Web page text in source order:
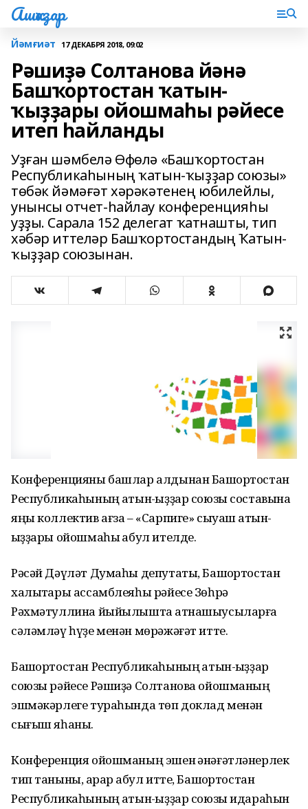
Ашҡаҙар
Йәмғиәт 17 ДЕКАБРЯ 2018, 09:02
Рәшиҙә Солтанова йәнә
Башҡортостан ҡатын-
ҡыҙҙары ойошмаһы рәйесе
итеп һайланды
Уҙған шәмбелә Өфөлә «Башҡортостан
Республикаһының ҡатын-ҡыҙҙар союзы»
төбәк йәмәғәт хәрәкәтенең юбилейлы,
унынсы отчет-һайлау конференцияһы
уҙҙы. Сарала 152 делегат ҡатнашты, тип
хәбәр иттеләр Башҡортостандың Ҡатын-
ҡыҙҙар союзынан.
Конференцияны башлар алдынан Башҡортостан
Республикаһының ҡатын-ҡыҙҙар союзы составына
яңы коллектив ағза – «Сарпиге» сыуаш ҡатын-
ҡыҙҙары ойошмаһы ҡабул ителде.
Рәсәй Дәүләт Думаһы депутаты, Башҡортостан
халыҡтары ассамблеяһы рәйесе Зөһрә
Рәхмәтуллина йыйылышта ҡатнашыусыларға
сәләмләү һүҙе менән мөрәжәғәт итте.
Башҡортостан Республикаһының ҡатын-ҡыҙҙар
союзы рәйесе Рәшиҙә Солтанова ойошманың
эшмәкәрлеге тураһында төп доклад менән
сығыш яһаны.
Конференция ойошманың эшен ҡәнәғәтләнерлек
тип таныны, ҡарар ҡабул итте, Башҡортостан
Республикаһының ҡатын-ҡыҙҙар союзы идараһын